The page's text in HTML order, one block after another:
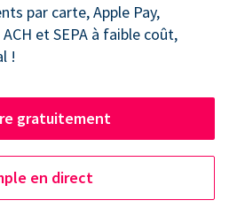
par carte, Apple Pay,
et SEPA à faible coût,
!
gratuitement
en direct